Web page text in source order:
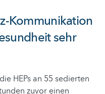
Kommunikation
sehr
HEPs an 55 sedierten
zuvor einen